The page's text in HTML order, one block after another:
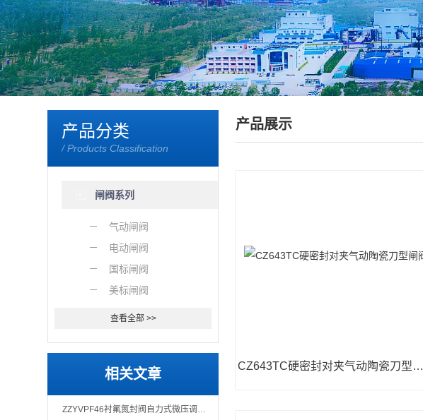
产品分类
/ Products Classification
闸阀系列
气动闸阀
电动闸阀
国标闸阀
美标闸阀
查看全部 >>
相关文章
ZZYVPF46衬氟氮封阀自力式微压调节阀性能
产品展示
CZ643TC硬密封对夹气动陶瓷刀型闸阀